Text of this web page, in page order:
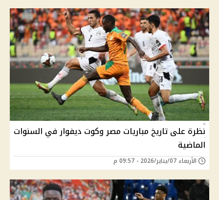
نظرة على تاريخ مباريات مصر وكوت ديفوار في السنوات
الماضية
الأربعاء 07/يناير/2026 - 09:57 م